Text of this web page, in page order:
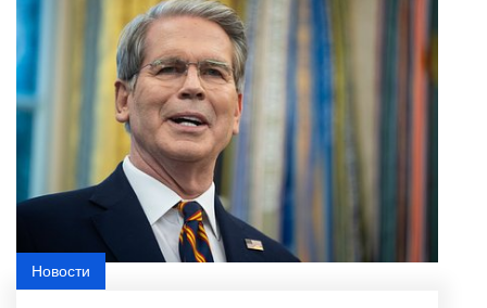
Featured
Новости